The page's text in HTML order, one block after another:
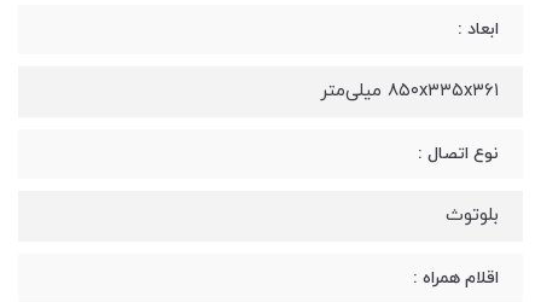
ابعاد :
۸۵۰x۳۳۵x۳۶۱ میلی‌متر
نوع اتصال :
بلوتوث
اقلام همراه :